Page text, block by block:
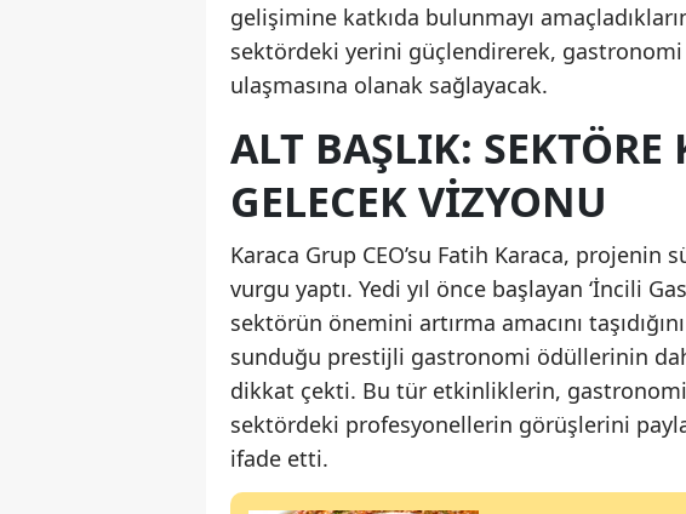
gelişimine katkıda bulunmayı
sektördeki yerini güçlendirerek,
ulaşmasına olanak sağlayacak.
ALT BAŞLIK: SEKTÖRE
GELECEK VIZYONU
Karaca Grup CEO’su Fatih Karaca, projenin
vurgu yaptı. Yedi yıl önce başlayan ‘İncili
sektörün önemini artırma amacını
sunduğu prestijli gastronomi ödüllerinin
dikkat çekti. Bu tür etkinliklerin,
sektördeki profesyonellerin görüşlerini
ifade etti.